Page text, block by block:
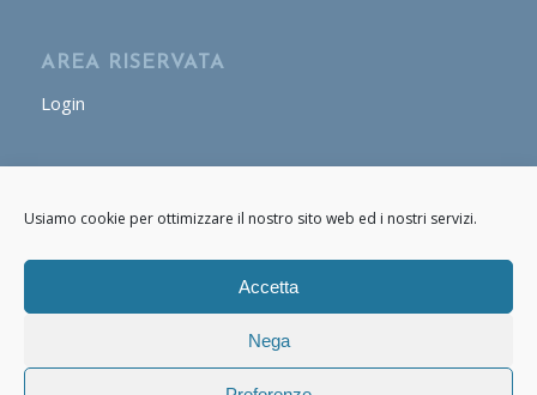
Usiamo cookie per ottimizzare il nostro sito web ed i nostri servizi.
Accetta
Nega
AREA RISERVATA
Login